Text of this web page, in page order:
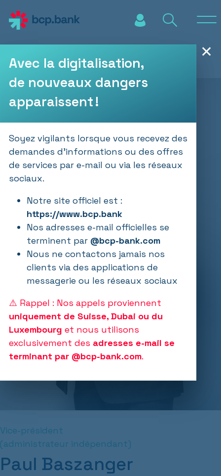
Vice-président
(administrateur indépendant)
Paul Baszanger
Avec la digitalisation,
de nouveaux dangers
apparaissent !
Soyez vigilants lorsque vous recevez des
demandes d’informations ou des offres
de services par e-mail ou via les réseaux
sociaux.
Notre site officiel est :
https://www.bcp.bank
Nos adresses e-mail officielles se
terminent par @bcp-bank.com
Nous ne contactons jamais nos
clients via des applications de
messagerie ou les réseaux sociaux
⚠️ Rappel : Nos appels proviennent
uniquement de Suisse, Dubai ou du
Luxembourg et nous utilisons
exclusivement des adresses e-mail se
terminant par @bcp-bank.com.
✕